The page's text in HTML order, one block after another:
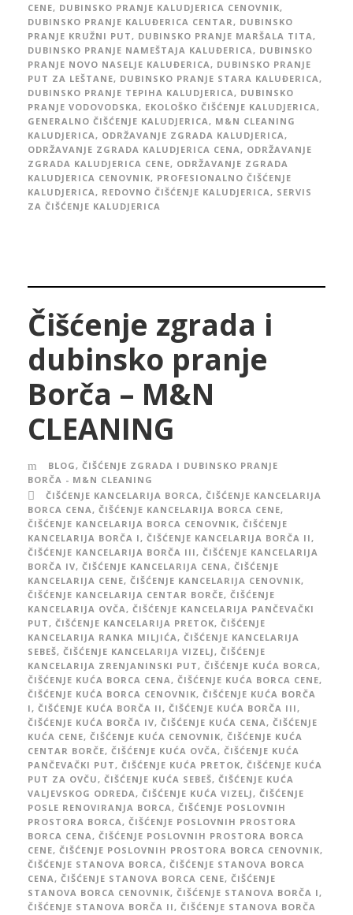
CENE, DUBINSKO PRANJE KALUDJERICA CENOVNIK,
DUBINSKO PRANJE KALUĐERICA CENTAR , DUBINSKO
PRANJE KRUŽNI PUT , DUBINSKO PRANJE MARŠALA TITA ,
DUBINSKO PRANJE NAMEŠTAJA KALUĐERICA , DUBINSKO
PRANJE NOVO NASELJE KALUĐERICA , DUBINSKO PRANJE
PUT ZA LEŠTANE, DUBINSKO PRANJE STARA KALUĐERICA ,
DUBINSKO PRANJE TEPIHA KALUDJERICA , DUBINSKO
PRANJE VODOVODSKA , EKOLOŠKO ČIŠĆENJE KALUDJERICA ,
GENERALNO ČIŠĆENJE KALUDJERICA , M&N CLEANING
KALUDJERICA , ODRŽAVANJE ZGRADA KALUDJERICA ,
ODRŽAVANJE ZGRADA KALUDJERICA CENA , ODRŽAVANJE
ZGRADA KALUDJERICA CENE, ODRŽAVANJE ZGRADA
KALUDJERICA CENOVNIK, PROFESIONALNO ČIŠĆENJE
KALUDJERICA , REDOVNO ČIŠĆENJE KALUDJERICA , SERVIS
ZA ČIŠĆENJE KALUDJERICA
Čišćenje zgrada i
dubinsko pranje
Borča – M&N
CLEANING
BLOG , ČIŠĆENJE ZGRADA I DUBINSKO PRANJE
BORČA - M&N CLEANING
ČIŠĆENJE KANCELARIJA BORCA , ČIŠĆENJE KANCELARIJA
BORCA CENA , ČIŠĆENJE KANCELARIJA BORCA CENE,
ČIŠĆENJE KANCELARIJA BORCA CENOVNIK, ČIŠĆENJE
KANCELARIJA BORČA I , ČIŠĆENJE KANCELARIJA BORČA II ,
ČIŠĆENJE KANCELARIJA BORČA III , ČIŠĆENJE KANCELARIJA
BORČA IV, ČIŠĆENJE KANCELARIJA CENA , ČIŠĆENJE
KANCELARIJA CENE, ČIŠĆENJE KANCELARIJA CENOVNIK,
ČIŠĆENJE KANCELARIJA CENTAR BORČE, ČIŠĆENJE
KANCELARIJA OVČA , ČIŠĆENJE KANCELARIJA PANČEVAČKI
PUT , ČIŠĆENJE KANCELARIJA PRETOK, ČIŠĆENJE
KANCELARIJA RANKA MILJIĆA , ČIŠĆENJE KANCELARIJA
SEBEŠ, ČIŠĆENJE KANCELARIJA VIZELJ , ČIŠĆENJE
KANCELARIJA ZRENJANINSKI PUT , ČIŠĆENJE KUĆA BORCA ,
ČIŠĆENJE KUĆA BORCA CENA , ČIŠĆENJE KUĆA BORCA CENE,
ČIŠĆENJE KUĆA BORCA CENOVNIK, ČIŠĆENJE KUĆA BORČA
I , ČIŠĆENJE KUĆA BORČA II , ČIŠĆENJE KUĆA BORČA III ,
ČIŠĆENJE KUĆA BORČA IV, ČIŠĆENJE KUĆA CENA , ČIŠĆENJE
KUĆA CENE, ČIŠĆENJE KUĆA CENOVNIK, ČIŠĆENJE KUĆA
CENTAR BORČE, ČIŠĆENJE KUĆA OVČA , ČIŠĆENJE KUĆA
PANČEVAČKI PUT , ČIŠĆENJE KUĆA PRETOK, ČIŠĆENJE KUĆA
PUT ZA OVČU , ČIŠĆENJE KUĆA SEBEŠ, ČIŠĆENJE KUĆA
VALJEVSKOG ODREDA , ČIŠĆENJE KUĆA VIZELJ , ČIŠĆENJE
POSLE RENOVIRANJA BORCA , ČIŠĆENJE POSLOVNIH
PROSTORA BORCA , ČIŠĆENJE POSLOVNIH PROSTORA
BORCA CENA , ČIŠĆENJE POSLOVNIH PROSTORA BORCA
CENE, ČIŠĆENJE POSLOVNIH PROSTORA BORCA CENOVNIK,
ČIŠĆENJE STANOVA BORCA , ČIŠĆENJE STANOVA BORCA
CENA , ČIŠĆENJE STANOVA BORCA CENE, ČIŠĆENJE
STANOVA BORCA CENOVNIK, ČIŠĆENJE STANOVA BORČA I ,
ČIŠĆENJE STANOVA BORČA II , ČIŠĆENJE STANOVA BORČA